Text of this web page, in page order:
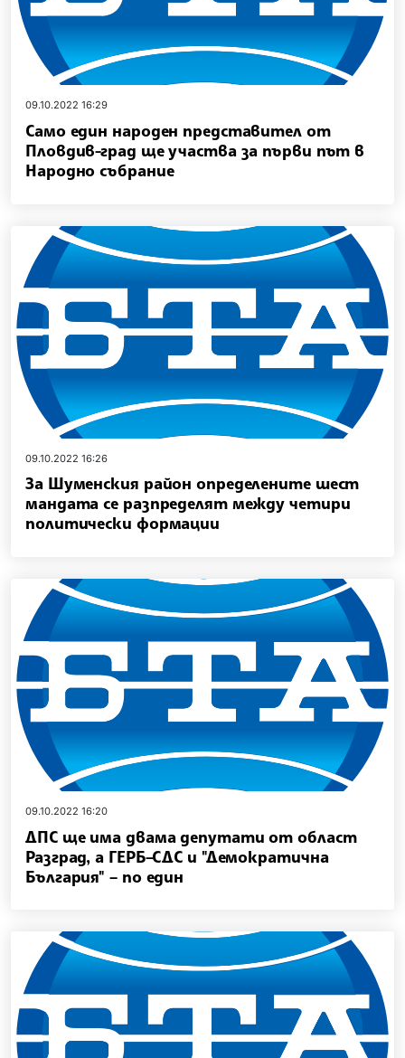
09.10.2022 16:29
Само един народен представител от
Пловдив-град ще участва за първи път в
Народно събрание
09.10.2022 16:26
За Шуменския район определените шест
мандата се разпределят между четири
политически формации
09.10.2022 16:20
ДПС ще има двама депутати от област
Разград, а ГЕРБ–СДС и "Демократична
България" – по един